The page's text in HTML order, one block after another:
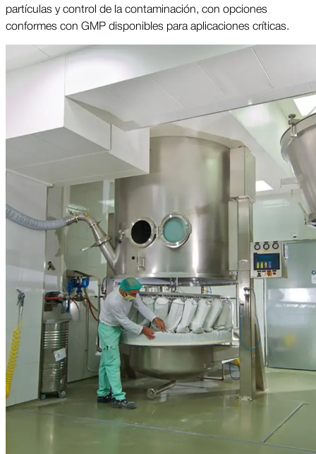
partículas y control de la contaminación, con opciones
conformes con GMP disponibles para aplicaciones críticas.